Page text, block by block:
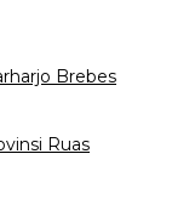
Brebes
Ruas